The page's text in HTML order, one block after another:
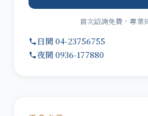
首次諮詢免費，專業
日間 04-23756755
夜間 0936-177880